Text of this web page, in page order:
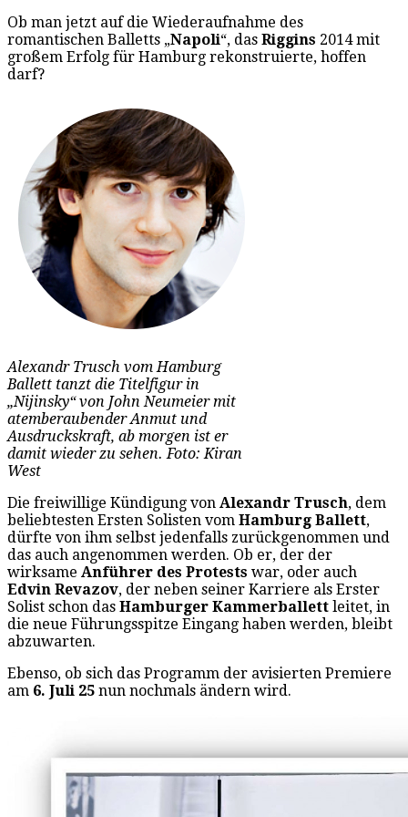
Ob man jetzt auf die Wiederaufnahme des
romantischen Balletts „Napoli“, das Riggins 2014 mit
großem Erfolg für Hamburg rekonstruierte, hoffen
darf?
Alexandr Trusch vom Hamburg
Ballett tanzt die Titelfigur in
„Nijinsky“ von John Neumeier mit
atemberaubender Anmut und
Ausdruckskraft, ab morgen ist er
damit wieder zu sehen. Foto: Kiran
West
Die freiwillige Kündigung von Alexandr Trusch, dem
beliebtesten Ersten Solisten vom Hamburg Ballett,
dürfte von ihm selbst jedenfalls zurückgenommen und
das auch angenommen werden. Ob er, der der
wirksame Anführer des Protests war, oder auch
Edvin Revazov, der neben seiner Karriere als Erster
Solist schon das Hamburger Kammerballett leitet, in
die neue Führungsspitze Eingang haben werden, bleibt
abzuwarten.
Ebenso, ob sich das Programm der avisierten Premiere
am 6. Juli 25 nun nochmals ändern wird.